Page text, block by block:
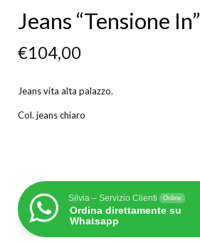
Jeans “Tensione In”
€104,00
Jeans vita alta palazzo.
Col. jeans chiaro
Silvia – Servizio Clienti Online
Ordina direttamente su
Whatsapp